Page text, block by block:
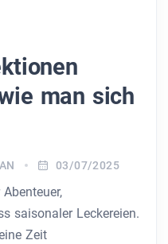
man sich
03/07/2025
saisonaler Leckereien.
Zeit